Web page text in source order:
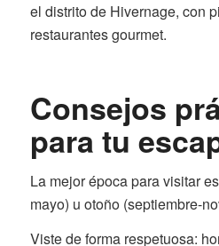
el distrito de Hivernage, con
restaurantes gourmet.
Consejos
para tu
La mejor época para visitar
mayo) u otoño (septiembre-
Viste de forma respetuosa: